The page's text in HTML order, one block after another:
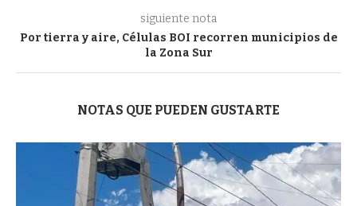
siguiente nota
Por tierra y aire, Células BOI recorren municipios de
la Zona Sur
NOTAS QUE PUEDEN GUSTARTE